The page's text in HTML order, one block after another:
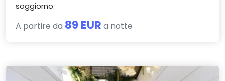
soggiorno.
A partire da 89 EUR a notte